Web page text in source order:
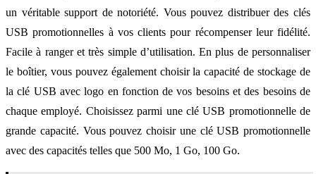
un véritable support de notoriété. Vous pouvez distribuer des clés
USB promotionnelles à vos clients pour récompenser leur fidélité.
Facile à ranger et très simple d’utilisation. En plus de personnaliser
le boîtier, vous pouvez également choisir la capacité de stockage de
la clé USB avec logo en fonction de vos besoins et des besoins de
chaque employé. Choisissez parmi une clé USB promotionnelle de
grande capacité. Vous pouvez choisir une clé USB promotionnelle
avec des capacités telles que 500 Mo, 1 Go, 100 Go.